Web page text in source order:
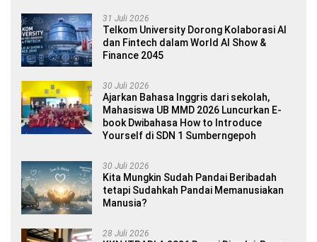
31 Juli 2026
Telkom University Dorong Kolaborasi AI
dan Fintech dalam World AI Show &
Finance 2045
30 Juli 2026
Ajarkan Bahasa Inggris dari sekolah,
Mahasiswa UB MMD 2026 Luncurkan E-
book Dwibahasa How to Introduce
Yourself di SDN 1 Sumberngepoh
30 Juli 2026
Kita Mungkin Sudah Pandai Beribadah
tetapi Sudahkah Pandai Memanusiakan
Manusia?
28 Juli 2026